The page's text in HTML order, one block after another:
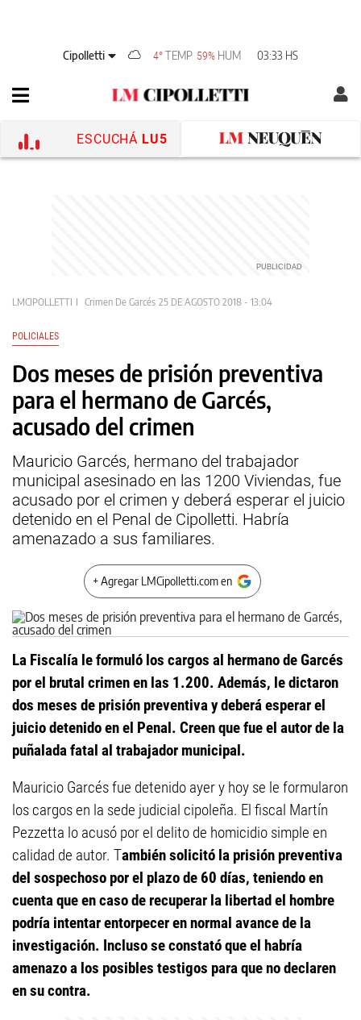
Cipolletti 4°TEMP 59% HUM 03:33 HS
ESCUCHÁ LU5
LMCIPOLLETTI Crimen De Garcés 25 DE AGOSTO 2018 - 13:04
POLICIALES
Dos meses de prisión preventiva
para el hermano de Garcés,
acusado del crimen
Mauricio Garcés, hermano del trabajador
municipal asesinado en las 1200 Viviendas, fue
acusado por el crimen y deberá esperar el juicio
detenido en el Penal de Cipolletti. Habría
amenazado a sus familiares.
+ Agregar LMCipolletti.com en
La Fiscalía le formuló los cargos al hermano de Garcés
por el brutal crimen en las 1.200. Además, le dictaron
dos meses de prisión preventiva y deberá esperar el
juicio detenido en el Penal. Creen que fue el autor de la
puñalada fatal al trabajador municipal.
Mauricio Garcés fue detenido ayer y hoy se le formularon
los cargos en la sede judicial cipoleña. El fiscal Martín
Pezzetta lo acusó por el delito de homicidio simple en
calidad de autor. También solicitó la prisión preventiva
del sospechoso por el plazo de 60 días, teniendo en
cuenta que en caso de recuperar la libertad el hombre
podría intentar entorpecer en normal avance de la
investigación. Incluso se constató que el habría
amenazo a los posibles testigos para que no declaren
en su contra.